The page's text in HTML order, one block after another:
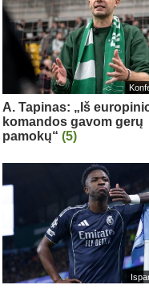
A. Tapinas: „Iš
komandos gavom gerų
pamokų“(5)